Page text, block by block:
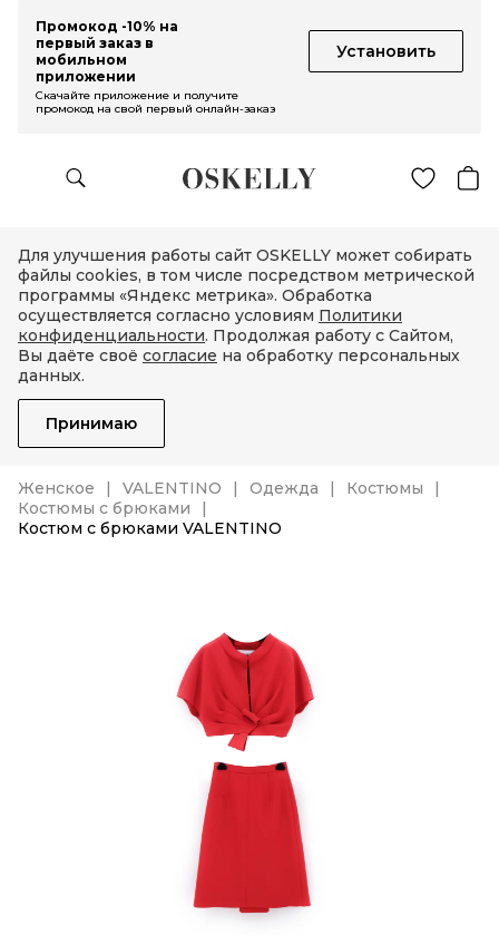
Промокод -10% на
первый заказ в
мобильном
приложении
Установить
Скачайте приложение и получите
промокод на свой первый онлайн-заказ
Для улучшения работы сайт OSKELLY может собирать
файлы cookies, в том числе посредством метрической
программы «Яндекс метрика». Обработка
осуществляется согласно условиям Политики
конфиденциальности. Продолжая работу с Сайтом,
Вы даёте своё согласие на обработку персональных
данных.
Принимаю
Женское VALENTINO Одежда
Костюмы
Костюмы с брюками
Костюм с брюками VALENTINO